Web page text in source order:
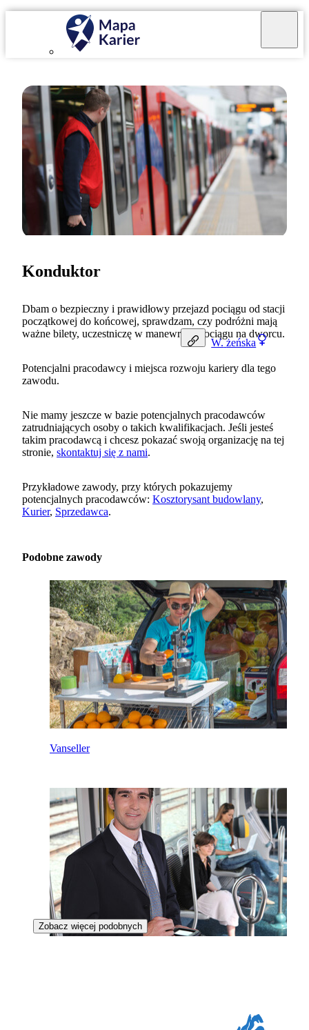
W. żeńska
Konduktor
Dbam o bezpieczny i prawidłowy przejazd pociągu od stacji
początkowej do końcowej, sprawdzam, czy podróżni mają
ważne bilety, uczestniczę w manewrach pociągu na dworcu.
Potencjalni pracodawcy i miejsca rozwoju kariery dla tego
zawodu.
Nie mamy jeszcze w bazie potencjalnych pracodawców
zatrudniających osoby o takich kwalifikacjach. Jeśli jesteś
takim pracodawcą i chcesz pokazać swoją organizację na tej
stronie, skontaktuj się z nami.
Przykładowe zawody, przy których pokazujemy
potencjalnych pracodawców: Kosztorysant budowlany,
Kurier, Sprzedawca.
Podobne zawody
Vanseller
Zobacz więcej podobnych